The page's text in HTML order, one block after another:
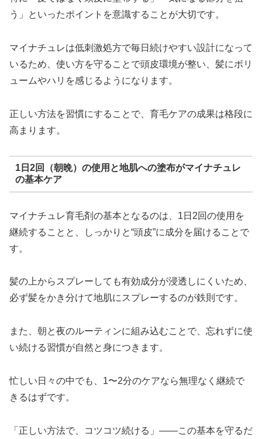
う」といったポイントを意識することが大切です。
マイナチュレは低刺激処方で毎日続けやすい設計になって
いるため、使い方を守ることで頭皮環境が整い、髪にボリ
ュームやハリを感じるようになります。
正しい方法を習慣にすることで、育毛ケアの成果は格段に
高まります。
1日2回（朝晩）の使用と地肌への塗布がマイナチュレ
の基本ケア
マイナチュレ育毛剤の基本となるのは、1日2回の使用を
継続することと、しっかりと“頭皮”に成分を届けることで
す。
髪の上からスプレーしても有効成分が浸透しにくいため、
必ず髪をかき分けて地肌にスプレーするのが鉄則です。
また、朝と夜のルーティンに組み込むことで、忘れずに使
い続ける習慣が自然と身につきます。
忙しい日々の中でも、1〜2分のケアなら無理なく継続で
きるはずです。
「正しい方法で、コツコツ続ける」——この基本を守るだ